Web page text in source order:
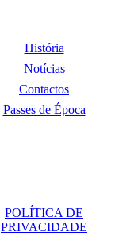
História
Notícias
Contactos
Passes de Época
POLÍTICA DE
PRIVACIDADE